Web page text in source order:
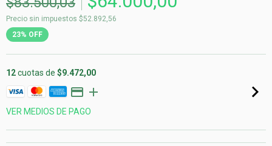
Precio sin impuestos $52.892,56
23% OFF
12cuotas de $9.472,00
VER MEDIOS DE PAGO